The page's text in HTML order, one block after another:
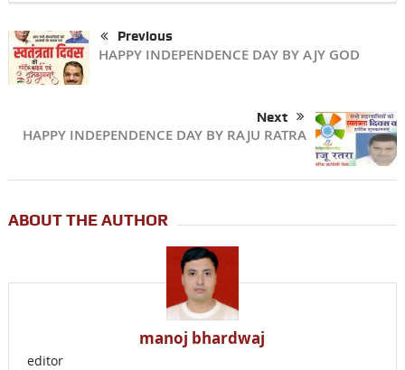
Previous
HAPPY INDEPENDENCE DAY BY AJY GOD
Next
HAPPY INDEPENDENCE DAY BY RAJU RATRA
ABOUT THE AUTHOR
manoj bhardwaj
editor